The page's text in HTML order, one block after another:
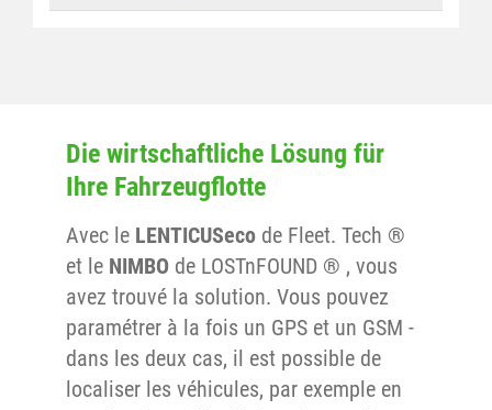
envoyées par e-mail.
De plus, le système dispose d’une interface
standardisée qui permet d’envoyer des
Roaming continu sans surcoûts
Centre d’opérations 24/7 avec une
surveillance de données active
(soumissionnaire de réseau enregistré)
Die wirtschaftliche Lösung für
Ihre Fahrzeugflotte
Avec le LENTICUSeco de Fleet. Tech ®
et le NIMBO de LOSTnFOUND ® , vous
avez trouvé la solution. Vous pouvez
paramétrer à la fois un GPS et un GSM -
dans les deux cas, il est possible de
localiser les véhicules, par exemple en